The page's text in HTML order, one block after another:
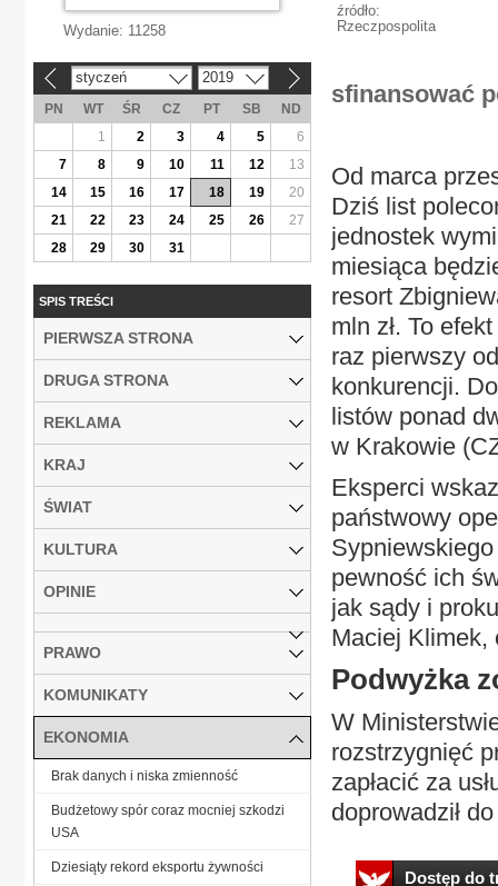
źródło:
Rzeczpospolita
sfinansować
Od marca
Dziś list
jednostek
miesiąca
resort
mln zł. To
raz pierwszy
konkurencji.
listów ponad
w Krakowie
Eksperci
państwowy
pewność ich
jak sądy i
Maciej Klimek,
Podwyżka
W
rozstrzygnięć
zapłacić za
doprowadził
Dostęp do
Wydanie: 11258
styczeń 2019
PN WT ŚR CZ PT SB
ND
1
2 3 4 5
6
7
8 9 10 11 12
13
14
15 16 17 18 19
20
21
22 23 24 25 26
27
28
29 30 31
SPIS TREŚCI
PIERWSZA STRONA
DRUGA STRONA
REKLAMA
KRAJ
ŚWIAT
KULTURA
OPINIE
PRAWO
KOMUNIKATY
EKONOMIA
Brak danych i niska zmienność
Budżetowy spór coraz mocniej szkodzi
USA
Dziesiąty rekord eksportu żywności